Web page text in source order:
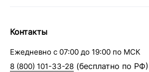
Контакты
Ежедневно с 07:00 до 19:00 по МСК
8 (800) 101-33-28 (бесплатно по РФ)